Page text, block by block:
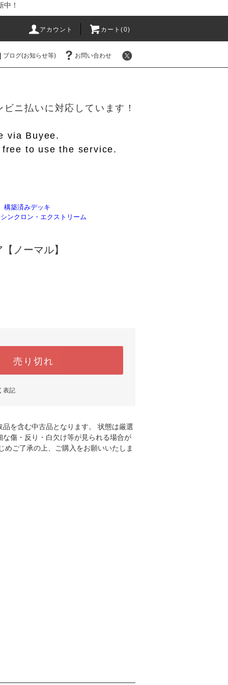
！
アカウント カート(0)
ブログ(お知らせ等) お問い合わせ
ニ払いに対応しています！
via Buyee.
to use the service.
構築済みデッキ
ンクロン・エクストリーム
ノーマル】
売り切れ
表記
を含む中古品となります。 状態は厳選
な傷・反り・白欠け等が見られる場合が
めご了承の上、ご購入をお願いいたしま